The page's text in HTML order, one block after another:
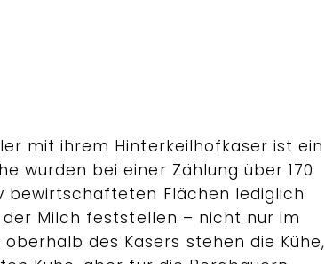
mit ihrem Hinterkeilhofkaser ist ein
wurden bei einer Zählung über 170
bewirtschafteten Flächen lediglich
Milch feststellen – nicht nur im
des Kasers stehen die Kühe,